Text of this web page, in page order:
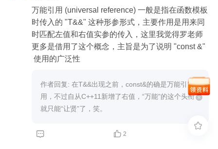
万能引用 (universal reference) 一般是指在函数模板
时传入的 "T&&" 这种形参形式，主要作用是用来同
时匹配左值和右值实参的传入，这里我觉得罗老师
更多是借用了这个概念，主旨是为了说明 "const &"
使用的广泛性
作者回复: 在T&&出现之前，const&的确是万能引
用，不过自从C++11新增了右值，“万能”的这个头衔
就只能“让贤”了，笑。
  2
